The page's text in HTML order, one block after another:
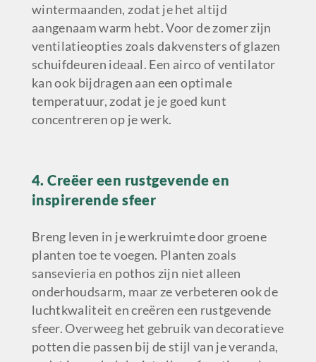
wintermaanden, zodat je het altijd
aangenaam warm hebt. Voor de zomer zijn
ventilatieopties zoals dakvensters of glazen
schuifdeuren ideaal. Een airco of ventilator
kan ook bijdragen aan een optimale
temperatuur, zodat je je goed kunt
concentreren op je werk.
4. Creëer een rustgevende en
inspirerende sfeer
Breng leven in je werkruimte door groene
planten toe te voegen. Planten zoals
sansevieria en pothos zijn niet alleen
onderhoudsarm, maar ze verbeteren ook de
luchtkwaliteit en creëren een rustgevende
sfeer. Overweeg het gebruik van decoratieve
potten die passen bij de stijl van je veranda,